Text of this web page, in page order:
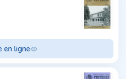
en ligne